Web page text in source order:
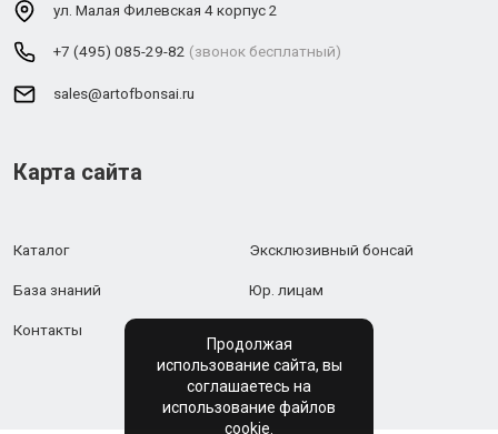
ул. Малая Филевская 4 корпус 2
+7 (495) 085-29-82 (звонок бесплатный)
sales@artofbonsai.ru
Карта сайта
Каталог Эксклюзивный бонсай
База знаний Юр. лицам
Контакты
Продолжая
использование сайта, вы
соглашаетесь на
использование файлов
cookie.